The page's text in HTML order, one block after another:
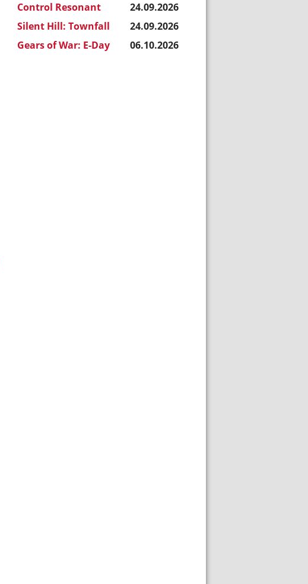
Control Resonant
24.09.2026
Silent Hill: Townfall
24.09.2026
Gears of War: E-Day
06.10.2026